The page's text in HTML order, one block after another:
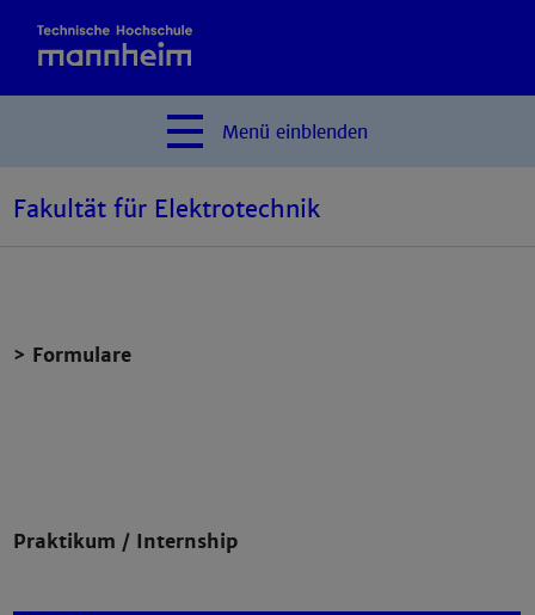
Menü einblenden
Fakultät für Elektrotechnik
> Formulare
Praktikum / Internship